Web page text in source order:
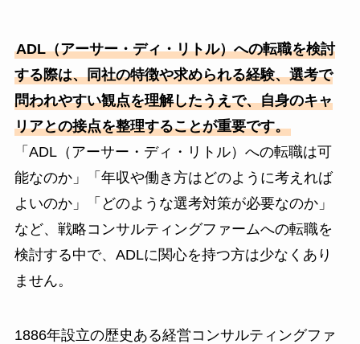
ADL（アーサー・ディ・リトル）への転職を検討
する際は、同社の特徴や求められる経験、選考で
問われやすい観点を理解したうえで、自身のキャ
リアとの接点を整理することが重要です。
「ADL（アーサー・ディ・リトル）への転職は可
能なのか」「年収や働き方はどのように考えれば
よいのか」「どのような選考対策が必要なのか」
など、戦略コンサルティングファームへの転職を
検討する中で、ADLに関心を持つ方は少なくあり
ません。
1886年設立の歴史ある経営コンサルティングファ